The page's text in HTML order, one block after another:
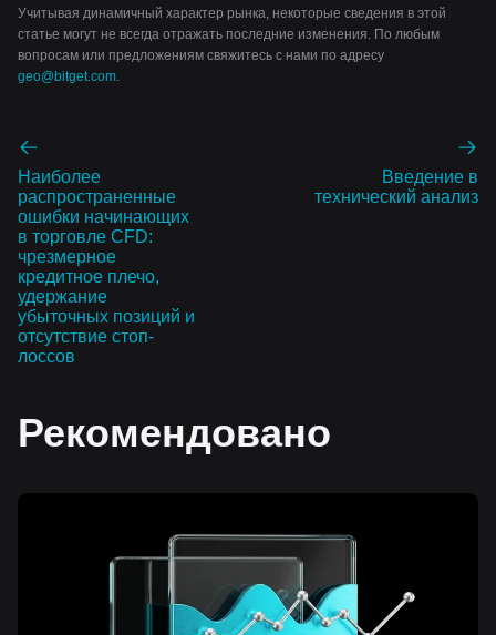
Учитывая динамичный характер рынка, некоторые сведения в этой
статье могут не всегда отражать последние изменения. По любым
вопросам или предложениям свяжитесь с нами по адресу
geo@bitget.com.
Наиболее
распространенные
ошибки начинающих
в торговле CFD:
чрезмерное
кредитное плечо,
удержание
убыточных позиций и
отсутствие стоп-
лоссов
Введение в
технический анализ
Рекомендовано